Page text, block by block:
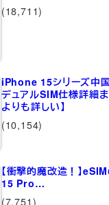
(18,711)
iPhone 15シリーズ中
デュアルSIM仕様詳細ま
よりも詳しい】
(10,154)
【衝撃的魔改造！】
15 Pro…
(7,751)